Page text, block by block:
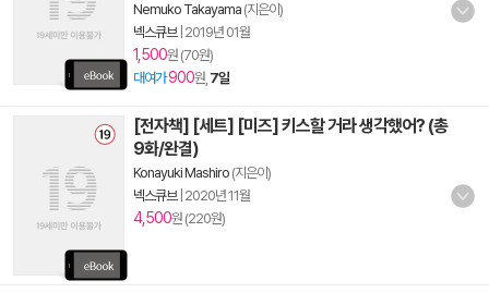
Nemuko Takayama (지은이)
넥스큐브| 2019년 01월
1,500원 (70원)
대여가900원, 7일
[전자책] [세트] [미즈] 키스할 거라 생각했어? (총
9화/완결)
Konayuki Mashiro (지은이)
넥스큐브| 2020년 11월
4,500원 (220원)